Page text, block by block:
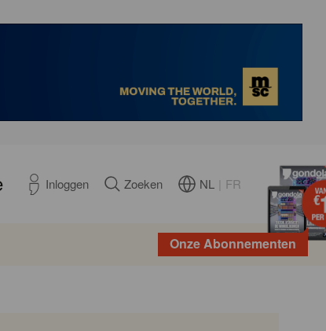
Inloggen Zoeken NL FR
Onze Abonnementen